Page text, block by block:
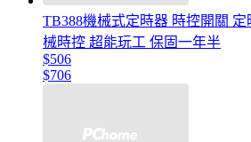
TB388機械式定時器 時控開關
械時控 超能玩工 保固一年半
$506
$706